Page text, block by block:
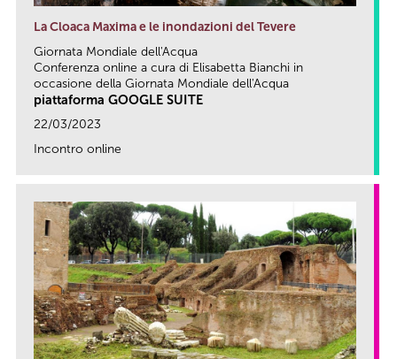
La Cloaca Maxima e le inondazioni del Tevere
Giornata Mondiale dell'Acqua
Conferenza online a cura di Elisabetta Bianchi in
occasione della Giornata Mondiale dell'Acqua
piattaforma GOOGLE SUITE
22/03/2023
Incontro online